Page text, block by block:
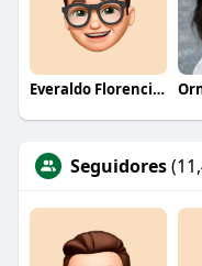
Everaldo Florencio De Melo
Seguidores